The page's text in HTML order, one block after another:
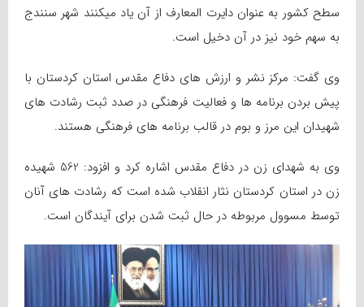
سطح کشور به عنوان دایرت المعارف از آن یاد میکنند شهر سنندج
به سهم خود نیز در آن دخیل است.
وی گفت: مرکز نشر و ارزش های دفاع مقدس استان کردستان با
پیش بردن برنامه ها و فعالیت فرهنگی در صدد ثبت رشادت های
شهیدان این مرز و بوم در قالب برنامه های فرهنگی هستند.
وی به شهدای زن در دفاع مقدس اشاره کرد و افزود: 562 شهیده
زن در استان کردستان نثار انقلاب شده است که رشادت های آنان
توسط مسوول مربوطه در حال ثبت شدن برای آیندگان است.